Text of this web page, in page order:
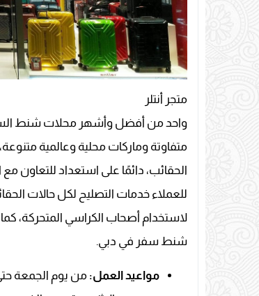
متجر أنتلر
واحد من أفضل وأشهر محلات شنط
متفاوتة وماركات محلية وعالمية
الحقائب، دائمًا على استعداد للتعاون
للعملاء خدمات التصليح لكل حالات
لاستخدام أصحاب الكراسي المتحركة،
شنط سفر في دبي.
مواعيد العمل: